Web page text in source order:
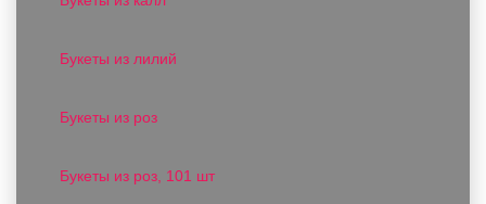
Букеты из лилий
Букеты из роз
Букеты из роз, 101 шт